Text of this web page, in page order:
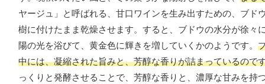
ヤージュ」と呼ばれる、甘口ワインを生み出すための、ブ
樹に付けたまま乾燥させます。すると、ブドウの水分が徐
陽の光を浴びて、黄金色に輝きを増していくかのようです。
中には、凝縮された旨みと、芳醇な香りが詰まっているので
っくりと発酵させることで、芳醇な香りと、濃厚な甘みを